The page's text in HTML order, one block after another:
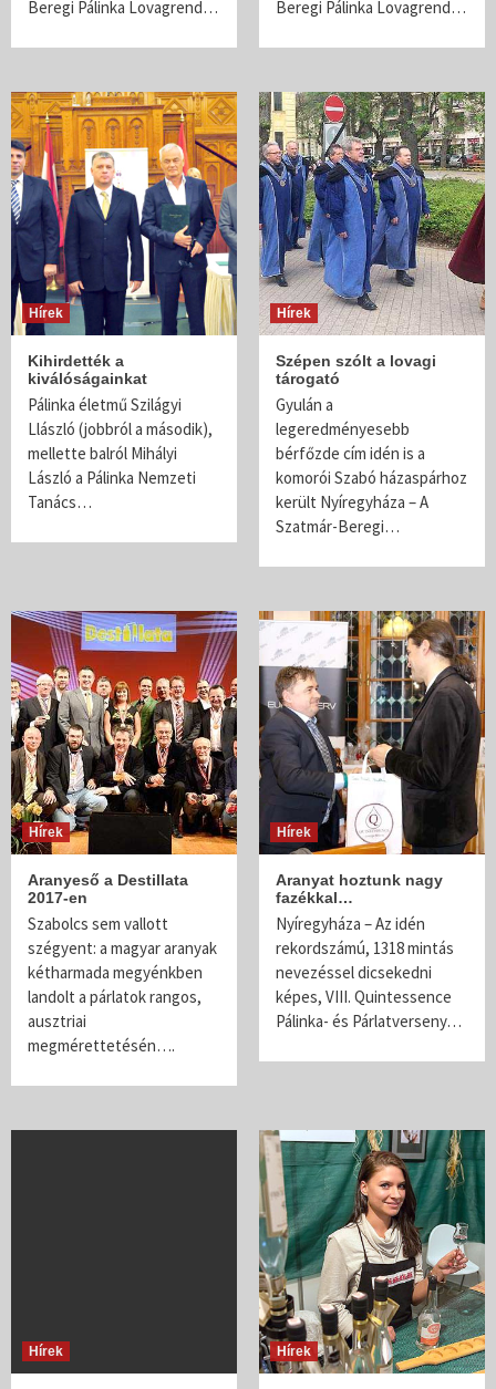
Beregi Pálinka Lovagrend… Beregi Pálinka Lovagrend…
Hírek
Kihirdették a
kiválóságainkat
Pálinka életmű Szilágyi
Llászló (jobbról a második),
mellette balról Mihályi
László a Pálinka Nemzeti
Tanács…
Hírek
Szépen szólt a lovagi
tárogató
Gyulán a
legeredményesebb
bérfőzde cím idén is a
komorói Szabó házaspárhoz
került Nyíregyháza – A
Szatmár-Beregi…
Hírek
Aranyeső a Destillata
2017-en
Szabolcs sem vallott
szégyent: a magyar aranyak
kétharmada megyénkben
landolt a párlatok rangos,
ausztriai
megmérettetésén….
Hírek
Aranyat hoztunk nagy
fazékkal…
Nyíregyháza – Az idén
rekordszámú, 1318 mintás
nevezéssel dicsekedni
képes, VIII. Quintessence
Pálinka- és Párlatverseny…
Hírek Hírek